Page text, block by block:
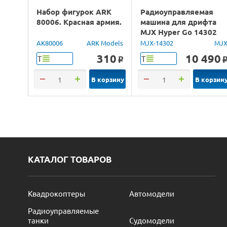
Набор фигурок ARK
80006. Красная армия.
AK80006 ARK Models
Т 310 o
В корзину
Радиоуправляемая
машина для дрифта
MJX Hyper Go 14302
Lancia Delta Brushless
4WD 2.4G LED 1/14
RTR
MJX-14302 MJX
Т 10 490 o
В
КАТАЛОГ ТОВАРОВ
Квадрокоптеры
Автомодели
Радиоуправляемые
танки
Судомодели